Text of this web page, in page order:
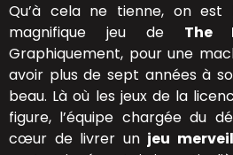
Qu’à cela ne tienne, on
magnifique jeu de The
Graphiquement, pour une
avoir plus de sept années à
beau. Là où les jeux de la
figure, l’équipe chargée du
cœur de livrer un jeu